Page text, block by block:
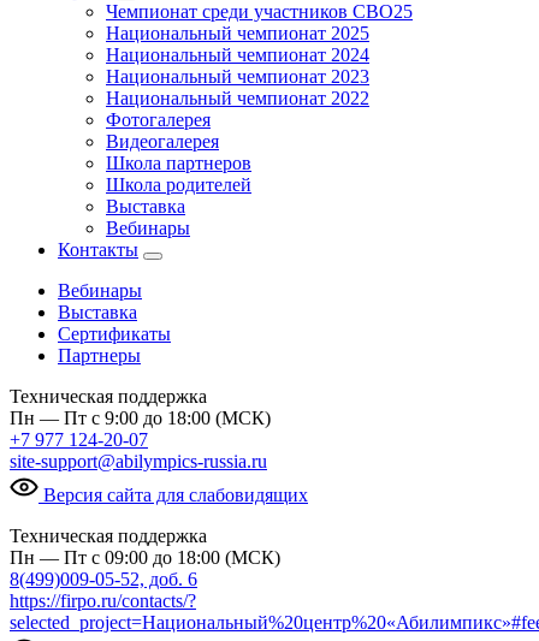
Чемпионат среди участников СВО25
Национальный чемпионат 2025
Национальный чемпионат 2024
Национальный чемпионат 2023
Национальный чемпионат 2022
Фотогалерея
Видеогалерея
Школа партнеров
Школа родителей
Выставка
Вебинары
Контакты
Вебинары
Выставка
Сертификаты
Партнеры
Техническая поддержка
Пн — Пт с 9:00 до 18:00 (МСК)
+7 977 124-20-07
site-support@abilympics-russia.ru
Версия сайта для слабовидящих
Техническая поддержка
Пн — Пт с 09:00 до 18:00 (МСК)
8(499)009-05-52, доб. 6
https://firpo.ru/contacts/?